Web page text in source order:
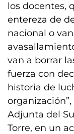
los docentes,
entereza de
nacional o
van a borrar
fuerza con
historia de
Adjunta del
Torre, en un